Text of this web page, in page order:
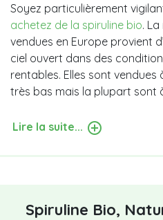
Soyez particulièrement
achetez de la spiruline bio.
vendues en Europe provient
ciel ouvert dans des
rentables. Elles sont
très bas mais la plupart sont
Lire la suite...
Spiruline Bio,